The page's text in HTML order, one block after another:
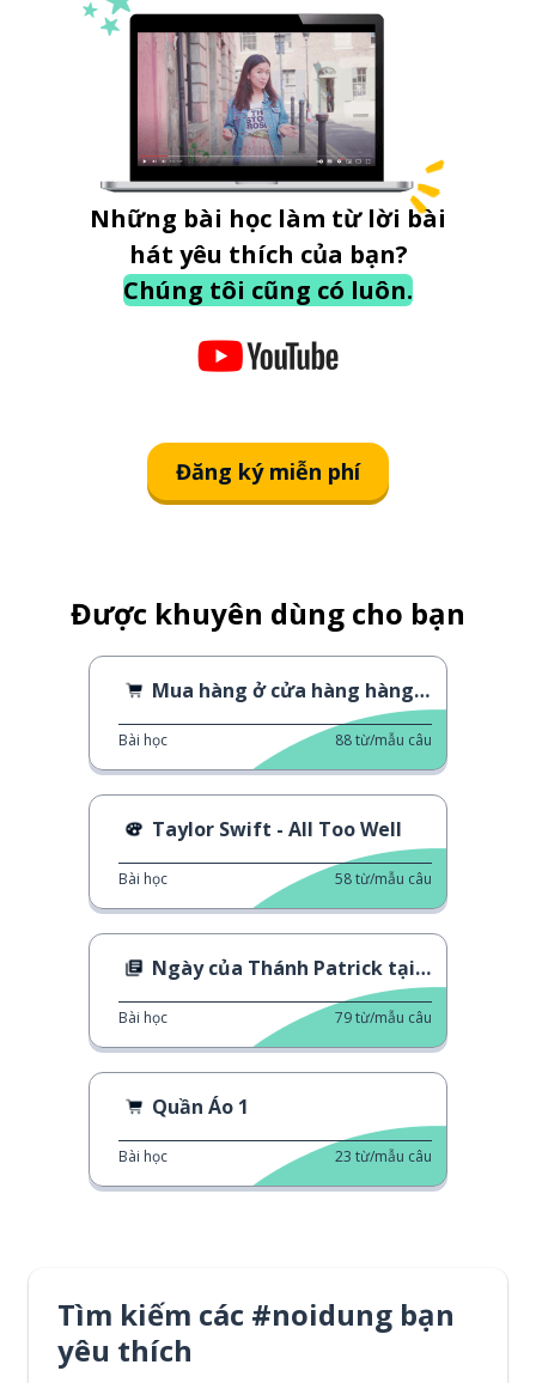
Những bài học làm từ lời bài
hát yêu thích của bạn?
Chúng tôi cũng có luôn.
Đăng ký miễn phí
Được khuyên dùng cho bạn
Mua hàng ở cửa hàng hàng đã qua sử dụng
Bài học 88từ/mẫu câu
Taylor Swift - All Too Well
Bài học 58từ/mẫu câu
Ngày của Thánh Patrick tại Luân Đôn
Bài học 79từ/mẫu câu
Quần Áo 1
Bài học 23 từ/mẫu câu
Tìm kiếm các #noidung bạn
yêu thích